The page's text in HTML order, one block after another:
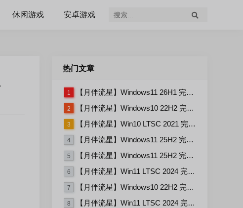
休闲游戏 安卓游戏
热门文章
1 【月伴流星】Windows11 26H1 完整+适量精简多合一安装版2026.07
2 【月伴流星】Windows10 22H2 完整+适量精简多合一安装版2026.06
3 【月伴流星】Win10 LTSC 2021 完整+适量精简多合一安装版2026.03
4 【月伴流星】Windows11 25H2 完整+适量精简多合一安装版2026.06
5 【月伴流星】Windows11 25H2 完整+适量精简多合一安装版2026.08
6 【月伴流星】Win11 LTSC 2024 完整+适量精简多合一安装版2026.06
7 【月伴流星】Windows10 22H2 完整+适量精简多合一安装版2026.08
8 【月伴流星】Win11 LTSC 2024 完整+适量精简多合一安装版2026.08